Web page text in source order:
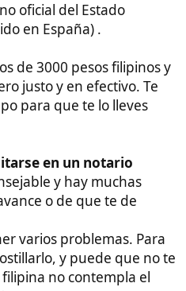
que ha de pedir.
y traducido (lo
el PSA:
aquí:
otorgarle una
meses o 1 año.